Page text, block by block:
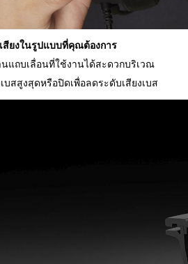
สียงในรูปแบบที่คุณต้องการ
นแถบเลื่อนที่ใช้งานได้สะดวกบริเวณ
บสสูงสุดหรือปิดเพื่อลดระดับเสียงเบส